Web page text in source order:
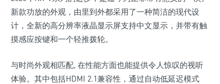
新款功放的外观，由里到外都采用了一种简洁的现代设
计，全新的高分辨率液晶显示屏支持中文显示，并带有触
摸感应按键和一个轻推拨轮。
与时尚外观相匹配, 在性能方面也能提供令人惊叹的视听
体验。其中包括HDMI 2.1兼容性，通过自动低延迟模式